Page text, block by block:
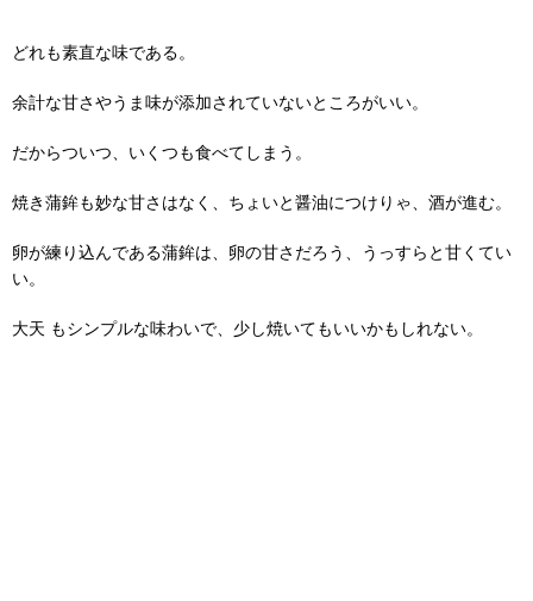
どれも素直な味である。
余計な甘さやうま味が添加されていないところがいい。
だからついつ、いくつも食べてしまう。
焼き蒲鉾も妙な甘さはなく、ちょいと醤油につけりゃ、酒が進む。
卵が練り込んである蒲鉾は、卵の甘さだろう、うっすらと甘くてい
い。
大天 もシンプルな味わいで、少し焼いてもいいかもしれない。